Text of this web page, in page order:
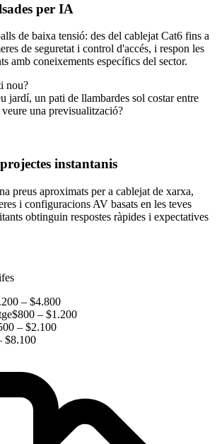
per IA
de baixa tensió: des del cablejat Cat6 fins a
de seguretat i control d'accés, i respon les
amb coneixements específics del sector.
nou?
jardí, un pati de llambardes sol costar entre
una previsualització?
instantanis
preus aproximats per a cablejat de xarxa,
i configuracions AV basats en les teves
obtinguin respostes ràpides i expectatives
– $4.800
$800 – $1.200
– $2.100
$8.100